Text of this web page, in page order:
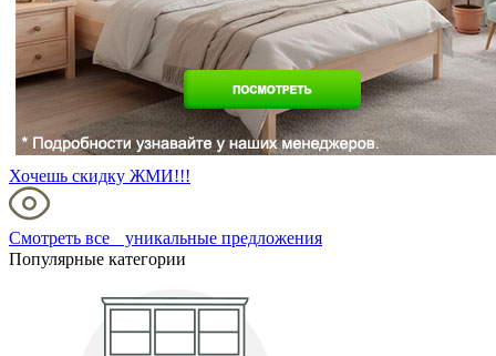
Хочешь скидку ЖМИ!!!
Смотреть все уникальные предложения
Популярные категории